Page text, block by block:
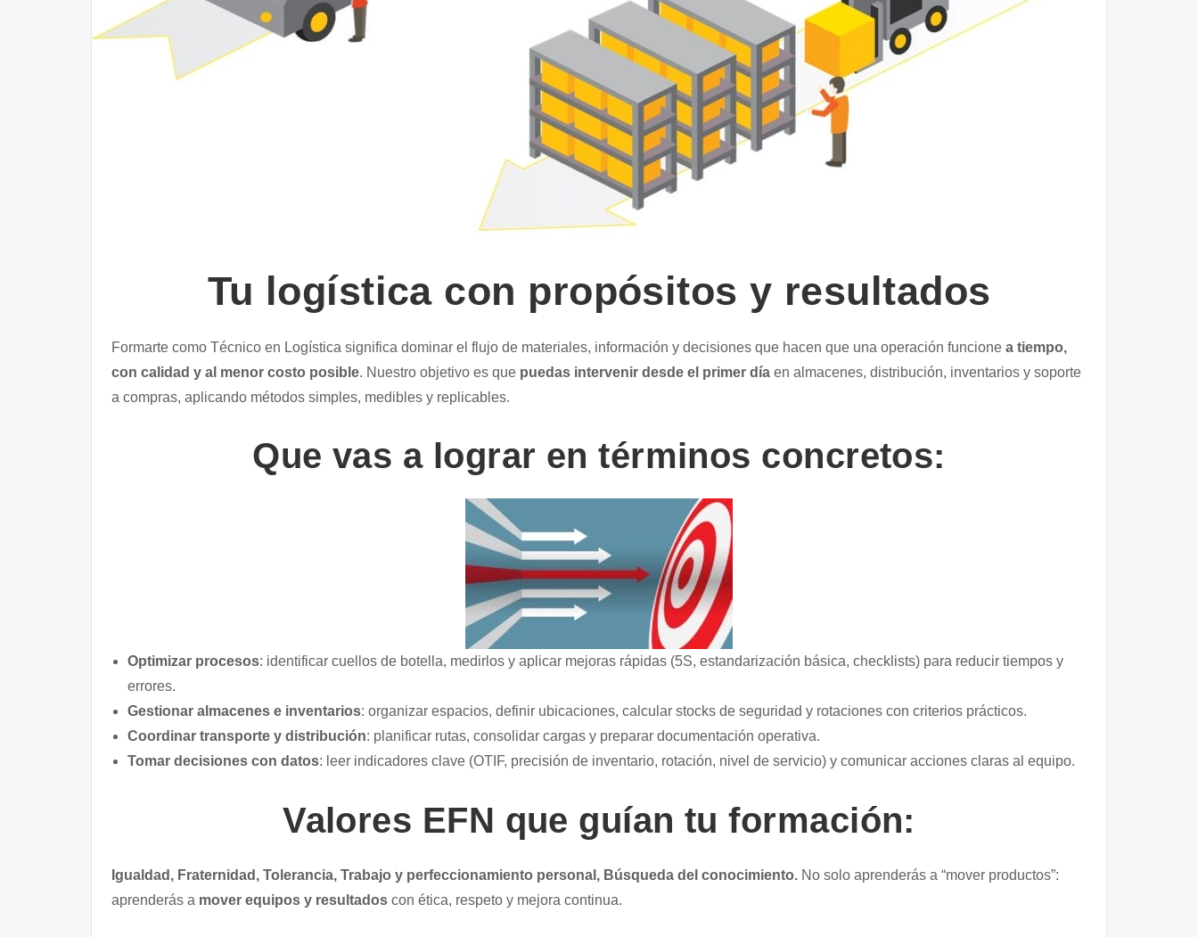
Tu logística con propósitos y resultados
Formarte como Técnico en Logística significa dominar el flujo de materiales, información y decisiones que hacen que una operación funcione a tiempo,
con calidad y al menor costo posible. Nuestro objetivo es que puedas intervenir desde el primer día en almacenes, distribución, inventarios y soporte
a compras, aplicando métodos simples, medibles y replicables.
Que vas a lograr en términos concretos:
Optimizar procesos: identificar cuellos de botella, medirlos y aplicar mejoras rápidas (5S, estandarización básica, checklists) para reducir tiempos y
errores.
Gestionar almacenes e inventarios: organizar espacios, definir ubicaciones, calcular stocks de seguridad y rotaciones con criterios prácticos.
Coordinar transporte y distribución: planificar rutas, consolidar cargas y preparar documentación operativa.
Tomar decisiones con datos: leer indicadores clave (OTIF, precisión de inventario, rotación, nivel de servicio) y comunicar acciones claras al equipo.
Valores EFN que guían tu formación:
Igualdad, Fraternidad, Tolerancia, Trabajo y perfeccionamiento personal, Búsqueda del conocimiento. No solo aprenderás a “mover productos”:
aprenderás a mover equipos y resultados con ética, respeto y mejora continua.